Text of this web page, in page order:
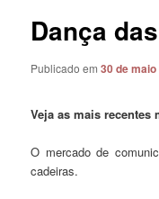
Dança
Publicado em30 de
Veja as mais
O mercado de
cadeiras.